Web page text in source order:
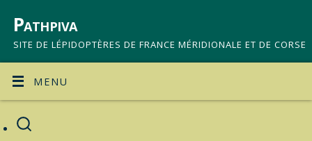
Pathpiva
SITE DE LÉPIDOPTÈRES DE FRANCE MÉRIDIONALE ET DE CORSE
MENU